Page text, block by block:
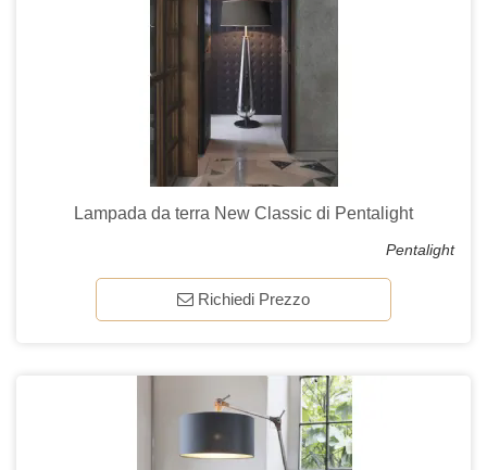
Lampada da terra New Classic di Pentalight
Pentalight
Richiedi Prezzo